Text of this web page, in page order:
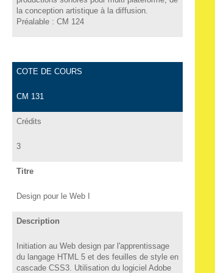
la conception artistique à la diffusion.
Préalable : CM 124
COTE DE COURS
CM 131
Crédits
3
Titre
Design pour le Web I
Description
Initiation au Web design par l'apprentissage
du langage HTML 5 et des feuilles de style en
cascade CSS3. Utilisation du logiciel Adobe